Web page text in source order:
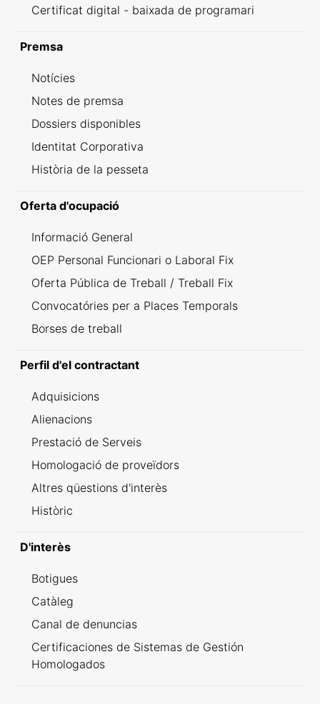
Certificat digital - baixada de programari
Premsa
Notícies
Notes de premsa
Dossiers disponibles
Identitat Corporativa
Història de la pesseta
Oferta d'ocupació
Informació General
OEP Personal Funcionari o Laboral Fix
Oferta Pública de Treball / Treball Fix
Convocatóries per a Places Temporals
Borses de treball
Perfil d'el contractant
Adquisicions
Alienacions
Prestació de Serveis
Homologació de proveïdors
Altres qüestions d'interès
Històric
D'interès
Botigues
Catàleg
Canal de denuncias
Certificaciones de Sistemas de Gestión
Homologados